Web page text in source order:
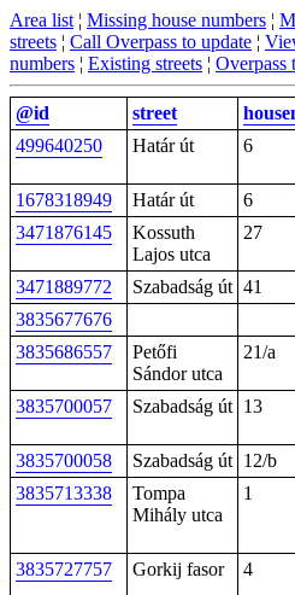
Area list ¦ Missing house numbers ¦
streets ¦ Call Overpass to update ¦
numbers ¦ Existing streets ¦ Overpass
@id street
499640250
Határ út 6
1678318949
Határ út 6
3471876145
Kossuth
Lajos utca
27
3471889772 Szabadság út 41
3835677676
3835686557
Petőfi
Sándor utca
21/a
3835700057 Szabadság út 13
3835700058 Szabadság út 12/b
3835713338
Tompa
Mihály utca
1
3835727757 Gorkij fasor 4